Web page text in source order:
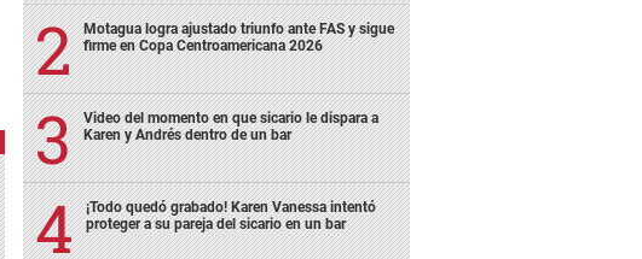
Motagua logra ajustado triunfo ante FAS y sigue
firme en Copa Centroamericana 2026
Video del momento en que sicario le dispara a
Karen y Andrés dentro de un bar
¡Todo quedó grabado! Karen Vanessa intentó
proteger a su pareja del sicario en un bar